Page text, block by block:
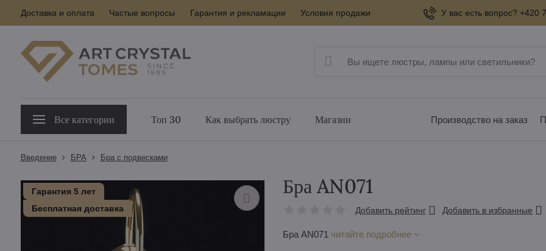
Доставка и оплата Частые вопросы Гарантия и рекламации Условия продажи У вас есть вопрос?
Все категории Топ 30 Как выбрать люстру Магазин Производство на заказ
Введение БPA Бра с подвесками
Гарантия 5 лет
Бесплатная доставка
Бра AN071
Добавить рейтинг Добавить в избранные
Бра AN071 читайте подробнее